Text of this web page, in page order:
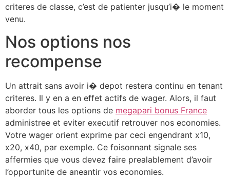
criteres de classe, c’est de patienter jusqu’i� le moment
venu.
Nos options nos
recompense
Un attrait sans avoir i� depot restera continu en tenant
criteres. Il y en a en effet actifs de wager. Alors, il faut
aborder tous les options de megapari bonus France
administree et eviter executif retrouver nos economies.
Votre wager orient exprime par ceci engendrant x10,
x20, x40, par exemple. Ce foisonnant signale ses
affermies que vous devez faire prealablement d’avoir
l’opportunite de aneantir vos economies.